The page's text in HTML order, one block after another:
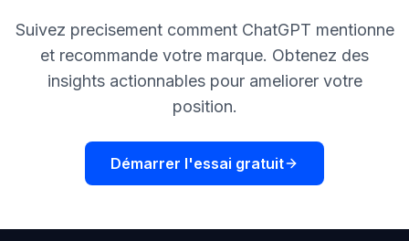
Suivez precisement comment ChatGPT mentionne
et recommande votre marque. Obtenez des
insights actionnables pour ameliorer votre
position.
Démarrer l'essai gratuit